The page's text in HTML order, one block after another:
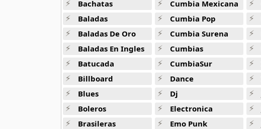
9 músicas online
BAP
4 músicas online
Big Bang
179 músicas online
BLACKPINK
34 músicas online
Bachatas
Baladas
Baladas De Oro
Baladas En Ingles
Batucada
Billboard
Blues
Boleros
Brasileras
Cumbia Mexicana
Cumbia Pop
Cumbia Surena
Cumbias
CumbiaSur
Dance
Dj
Electronica
Emo Punk